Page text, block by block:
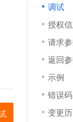
调试
授权
请求
返回
示例
错误码
变更
语音识别
Qwen3-TTS-
数字证书管理
实现全站
短信服务
大数据开发治
输入一句话想法,
一键部署幻兽
一键购买专属联
漫剧工坊：一
快速生产连贯的
10 分钟搭建微
高效部署网站，
生产力
先锋实践拓展 AI
飞天发布时刻
所见，即是所愿
AI 实训营
从基础到进阶，
创新加速
益加
公司注册
上云迁移
代维服务
伙伴信用分合作
更多支持
合作伙伴培训与
查询合作伙伴
登录合作伙伴管
镜像站
我要反馈
我要建议
校园招聘